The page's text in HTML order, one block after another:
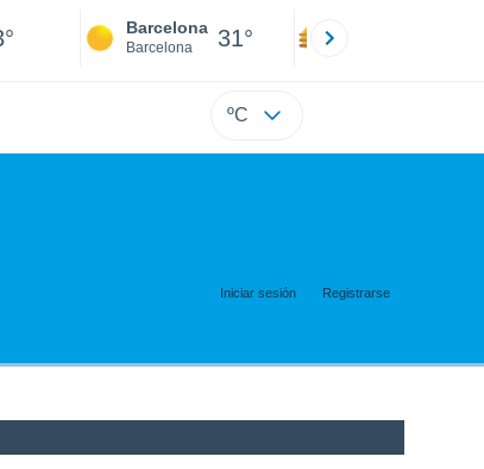
Barcelona
Barcelona 31°
ºC
Iniciar sesión Registrarse